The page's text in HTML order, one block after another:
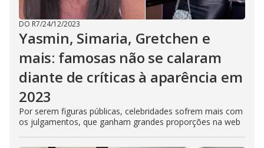
DO R7/24/12/2023
Yasmin, Simaria, Gretchen e
mais: famosas não se calaram
diante de críticas à aparência em
2023
Por serem figuras públicas, celebridades sofrem mais com
os julgamentos, que ganham grandes proporções na web